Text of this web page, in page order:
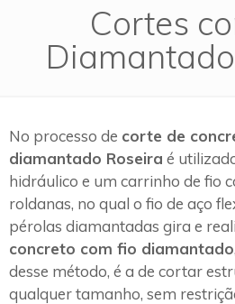
Cortes
No processo de corte de
diamantado Roseira é
hidráulico e um carrinho de fio
roldanas, no qual o fio de aço
pérolas diamantadas gira e
concreto com fio diamantado
desse método, é a de cortar
qualquer tamanho, sem